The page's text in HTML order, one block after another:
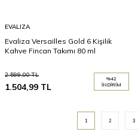
EVALIZA
Evaliza Versailles Gold 6 Kişilik
Kahve Fincan Takımı 80 ml
2.599,00TL
1.504,99 TL
%42
İNDIRIM
1 2 3